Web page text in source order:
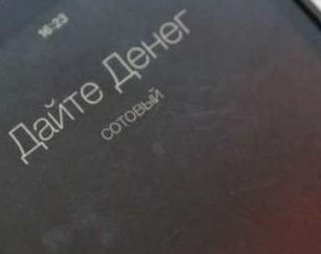
в Волгограде: девушка
женщину с ножом
Волгограде: в Центральном
„Арбузный переполох“